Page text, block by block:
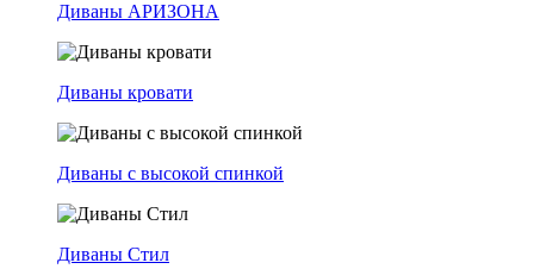
Диваны АРИЗОНА
Диваны кровати
Диваны с высокой спинкой
Диваны Стил